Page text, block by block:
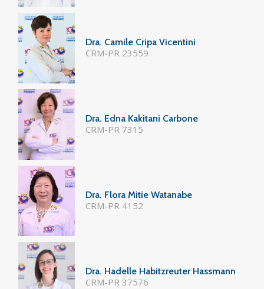
Dra. Camile Cripa Vicentini
CRM-PR 23559
Dra. Edna Kakitani Carbone
CRM-PR 7315
Dra. Flora Mitie Watanabe
CRM-PR 4152
Dra. Hadelle Habitzreuter Hassmann
CRM-PR 37576